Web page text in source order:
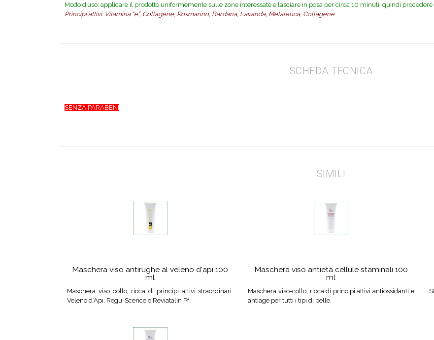
Modo d’uso: applicare il prodotto uniformemente sulle zone interessate e lasciare in posa per circa 10 minuti, quindi
Principi attivi: Vitamina “e”, Collagene, Rosmarino, Bardana, Lavanda, Melaleuca, Collagene
SCHEDA TECNICA
SENZA PARABENI
SIMILI
Maschera viso antirughe al veleno d'api 100
ml
Maschera viso collo, ricca di principi attivi straordinari.
Veleno d’Api, Regu-Scence e Reviatalin Pf.
Maschera viso antietà cellule staminali 100
ml
Maschera viso-collo, ricca di principi attivi antiossidanti e
antiage per tutti i tipi di pelle.